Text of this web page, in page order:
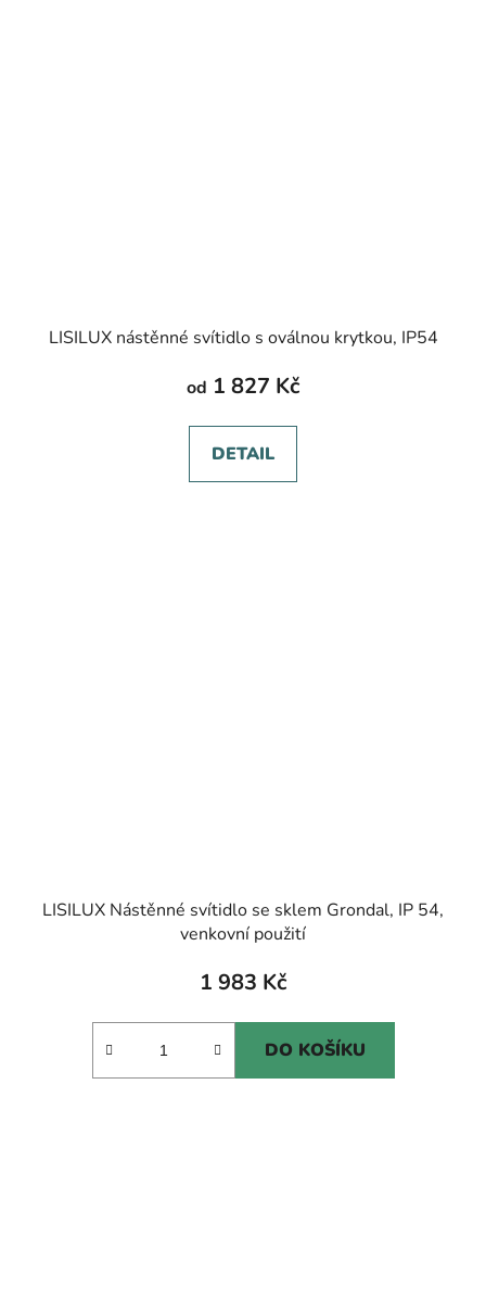
LISILUX nástěnné svítidlo s oválnou krytkou, IP54
od 1 827 Kč
DETAIL
LISILUX Nástěnné svítidlo se sklem Grondal, IP 54,
venkovní použití
1 983 Kč
DO KOŠÍKU